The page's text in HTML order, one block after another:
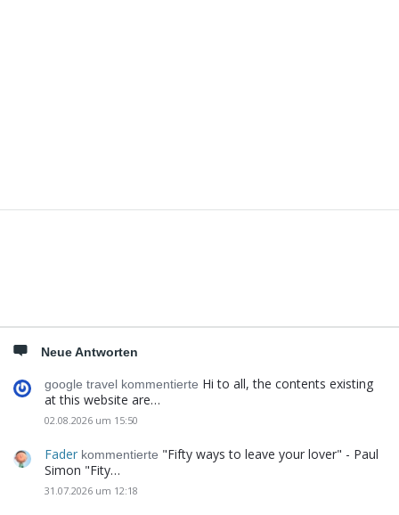
Neue Antworten
google travel kommentierte Hi to all, the contents existing
at this website are…
02.08.2026 um 15:50
Fader kommentierte "Fifty ways to leave your lover" - Paul
Simon "Fity…
31.07.2026 um 12:18